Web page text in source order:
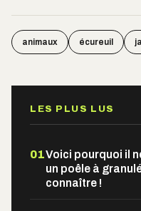
animaux écureuil
LES PLUS LUS
01Voici pourquoi il
un poêle à
connaître !